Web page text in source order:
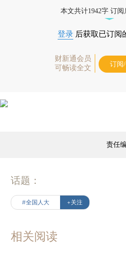
本文共计1942字 订
登录 后获取已订阅
财新通会员
可畅读全文
订阅
责任
话题：
#全国人大 +关注
相关阅读